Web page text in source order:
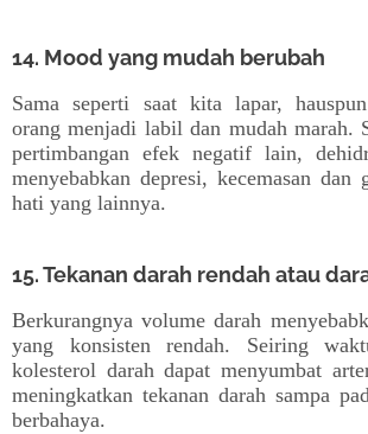
14. Mood yang mudah berubah
Sama seperti saat kita lapar,
orang menjadi labil dan mudah marah.
pertimbangan efek negatif lain,
menyebabkan depresi, kecemasan dan
hati yang lainnya.
15. Tekanan darah rendah atau
Berkurangnya volume darah
yang konsisten rendah. Seiring
kolesterol darah dapat menyumbat
meningkatkan tekanan darah sampa
berbahaya.